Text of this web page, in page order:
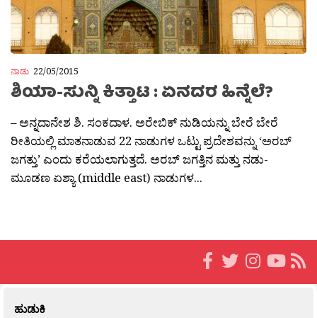
ನಾಡು 22/05/2015
ಶಿಯಾ-ಸುನ್ನಿ ಕಿತ್ತಾಟ : ಏನದರ ಹಿನ್ನೆಲೆ?
– ಅನ್ನದಾನೇಶ ಶಿ. ಸಂಕದಾಳ. ಅರೇಬಿಕ್ ನುಡಿಯನ್ನು ಬೇರೆ ಬೇರೆ
ರೀತಿಯಲ್ಲಿ ಮಾತನಾಡುವ 22 ನಾಡುಗಳ ಒಟ್ಟು ಪ್ರದೇಶವನ್ನು ‘ಅರಬ್
ಜಗತ್ತು’ ಎಂದು ಕರೆಯಲಾಗುತ್ತದೆ. ಅರಬ್ ಜಗತ್ತಿನ ಮತ್ತು ನಡು-
ಮೂಡಣ ಏಶ್ಯಾ (middle east) ನಾಡುಗಳ...
ಹುಡುಕಿ